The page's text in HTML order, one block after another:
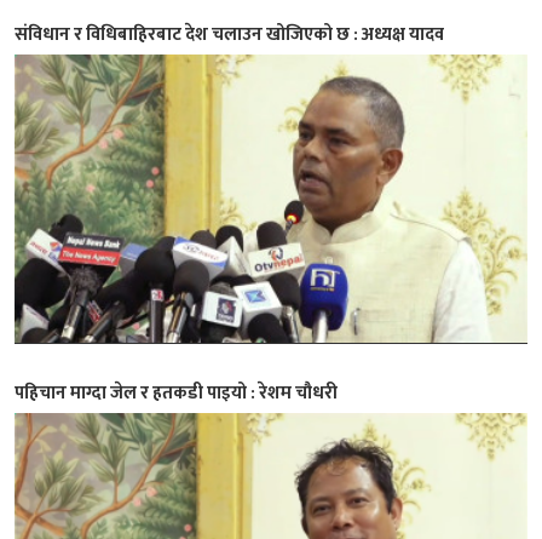
संविधान र विधिबाहिरबाट देश चलाउन खोजिएको छ : अध्यक्ष यादव
पहिचान माग्दा जेल र हतकडी पाइयो : रेशम चौधरी